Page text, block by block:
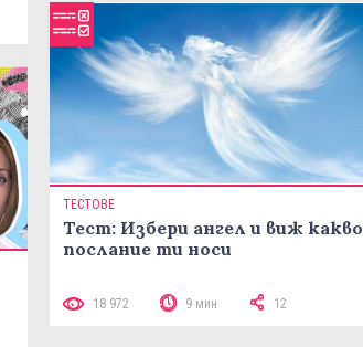
ТЕСТОВЕ
Тест: Избери ангел и виж какво
послание ти носи
18 972 9 мин 12